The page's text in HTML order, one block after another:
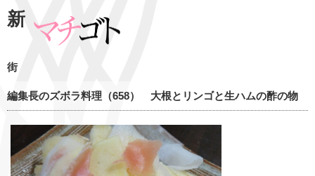
新
街
編集長のズボラ料理（658） 大根とリンゴと生ハムの酢の物